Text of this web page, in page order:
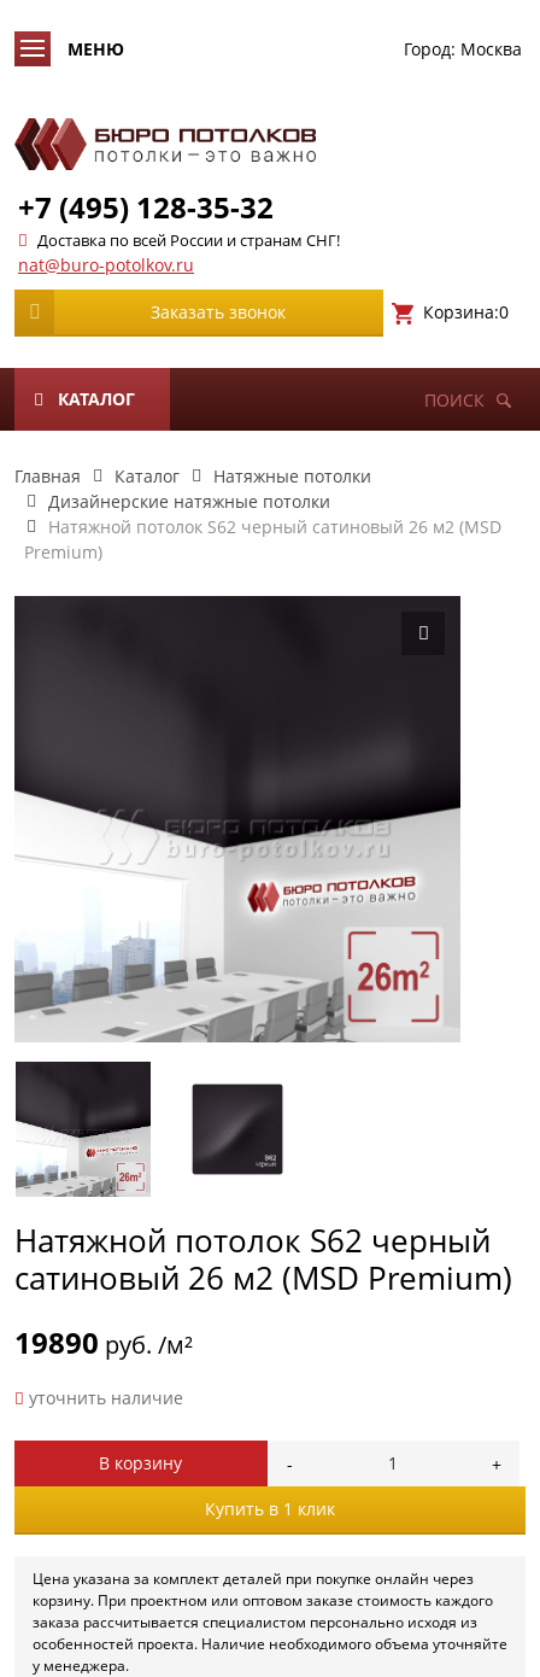
Город: Москва
+7 (495) 128-35-32
Доставка по всей России и странам СНГ!
nat@buro-potolkov.ru
Заказать звонок Корзина:0
КАТАЛОГ ПОИСК
Главная Каталог
Натяжные потолки
Дизайнерские натяжные потолки
Натяжной потолок S62 черный сатиновый 26 м2 (MSD
Premium)
Натяжной потолок S62 черный
сатиновый 26 м2 (MSD Premium)
19890 руб. /м²
уточнить наличие
В корзину
Купить в 1 клик
Цена указана за комплект деталей при покупке онлайн через
корзину. При проектном или оптовом заказе стоимость каждого
заказа рассчитывается специалистом персонально исходя из
особенностей проекта. Наличие необходимого объема уточняйте
у менеджера.